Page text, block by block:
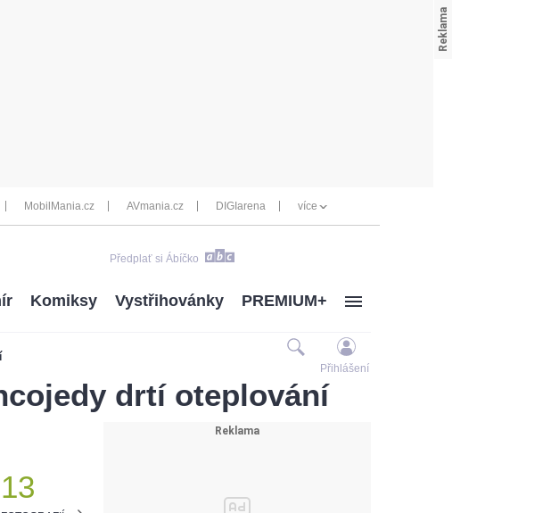
MobilMania.cz AVmania.cz DIGIarena více
Předplať si Ábíčko
Komiksy Vystřihovánky PREMIUM+
Přihlášení
drtí oteplování
13